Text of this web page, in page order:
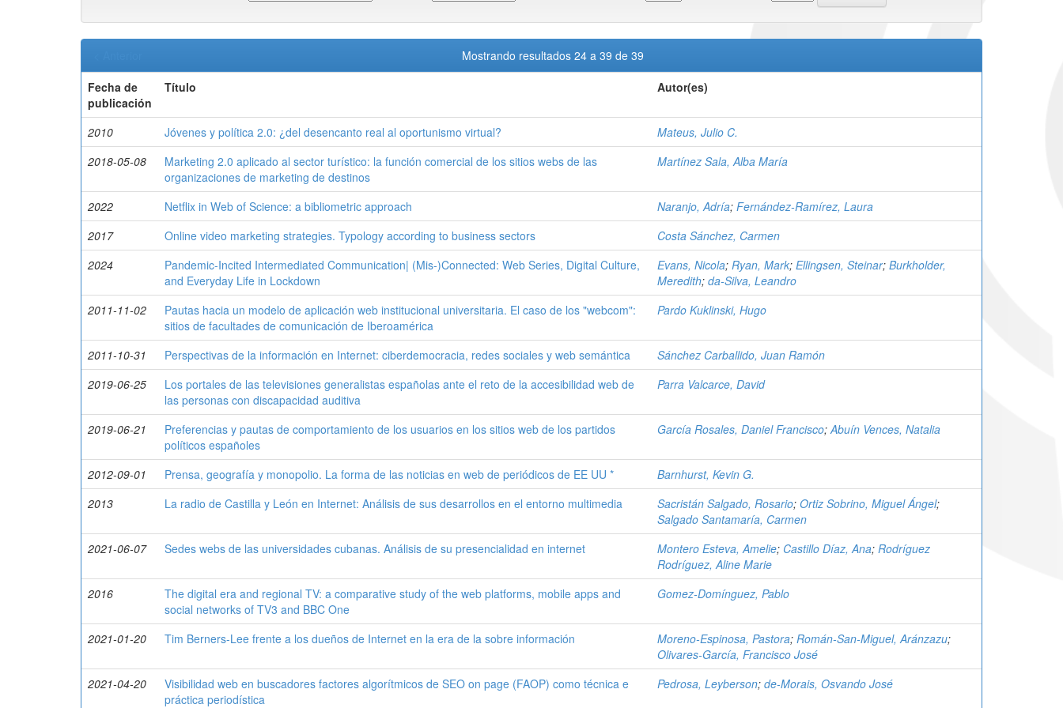
Mostrando resultados 24 a 39 de 39
Fecha de
publicación
Título Autor(es)
2010 Jóvenes y política 2.0: ¿del desencanto real al oportunismo virtual?
Mateus, Julio C.
2018-05-08
Marketing 2.0 aplicado al sector turístico: la función comercial de los sitios webs de las
organizaciones de marketing de destinos
Martínez Sala, Alba María
2022 Netflix in Web of Science: a bibliometric approach Naranjo, Adría; Fernández-Ramírez, Laura
2017
Online video marketing strategies. Typology according to business sectors
Costa Sánchez, Carmen
2024
Pandemic-Incited Intermediated Communication| (Mis-)Connected: Web Series, Digital Culture,
and Everyday Life in Lockdown
Evans, Nicola; Ryan, Mark; Ellingsen, Steinar; Burkholder,
Meredith; da-Silva, Leandro
2011-11-02
Pautas hacia un modelo de aplicación web institucional universitaria. El caso de los "webcom":
sitios de facultades de comunicación de Iberoamérica
Pardo Kuklinski, Hugo
2011-10-31 Perspectivas de la información en Internet: ciberdemocracia, redes sociales y web semántica
Sánchez Carballido, Juan Ramón
2019-06-25
Los portales de las televisiones generalistas españolas ante el reto de la accesibilidad web de
las personas con discapacidad auditiva
Parra Valcarce, David
2019-06-21
Preferencias y pautas de comportamiento de los usuarios en los sitios web de los partidos
políticos españoles
García Rosales, Daniel Francisco;Abuín Vences, Natalia
2012-09-01 Prensa, geografía y monopolio. La forma de las noticias en web de periódicos de EE UU *
Barnhurst, Kevin G.
2013
La radio de Castilla y León en Internet: Análisis de sus desarrollos en el entorno multimedia Sacristán Salgado, Rosario; Ortiz Sobrino, Miguel Ángel;
Salgado Santamaría, Carmen
2021-06-07
Sedes webs de las universidades cubanas. Análisis de su presencialidad en internet Montero Esteva, Amelie; Castillo Díaz, Ana; Rodríguez
Rodríguez, Aline Marie
2016
The digital era and regional TV: a comparative study of the web platforms, mobile apps and
social networks of TV3 and BBC One
Gomez-Domínguez, Pablo
2021-01-20 Tim Berners-Lee frente a los dueños de Internet en la era de la sobre información Moreno-Espinosa, Pastora; Román-San-Miguel, Aránzazu;
Olivares-García, Francisco José
2021-04-20
Visibilidad web en buscadores factores algorítmicos de SEO on page (FAOP) como técnica e
práctica periodística
Pedrosa, Leyberson; de-Morais, Osvando José